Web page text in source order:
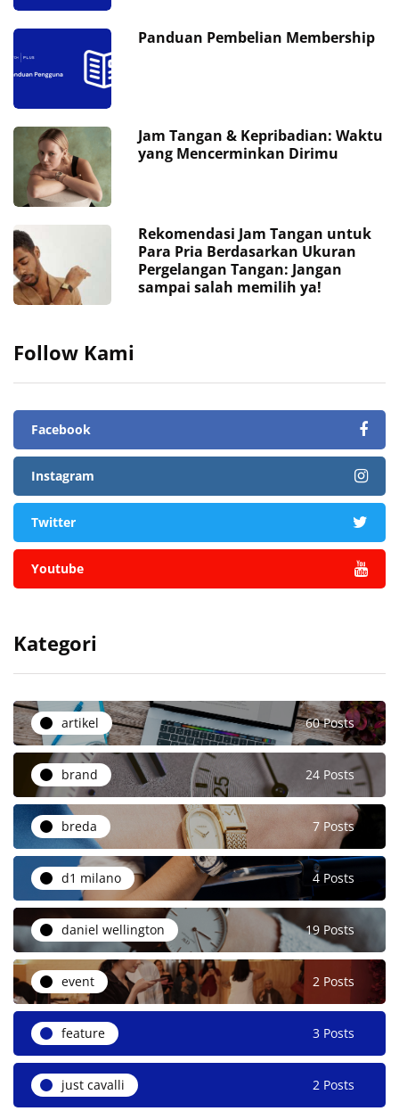
Panduan Pembelian Membership
Jam Tangan & Kepribadian: Waktu
yang Mencerminkan Dirimu
Rekomendasi Jam Tangan untuk
Para Pria Berdasarkan Ukuran
Pergelangan Tangan: Jangan
sampai salah memilih ya!
Follow Kami
Facebook
Instagram
Twitter
Youtube
Kategori
artikel 60 Posts
brand 24 Posts
breda 7 Posts
d1 milano 4 Posts
daniel wellington 19 Posts
event 2 Posts
feature 3 Posts
just cavalli 2 Posts